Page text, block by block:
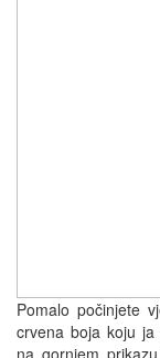
Pomalo počinjete
crvena boja koju
na gornjem